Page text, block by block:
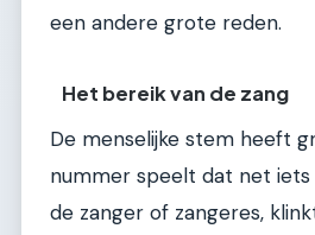
een andere grote reden.
Het bereik van de zang
De menselijke stem heeft
nummer speelt dat net
de zanger of zangeres,